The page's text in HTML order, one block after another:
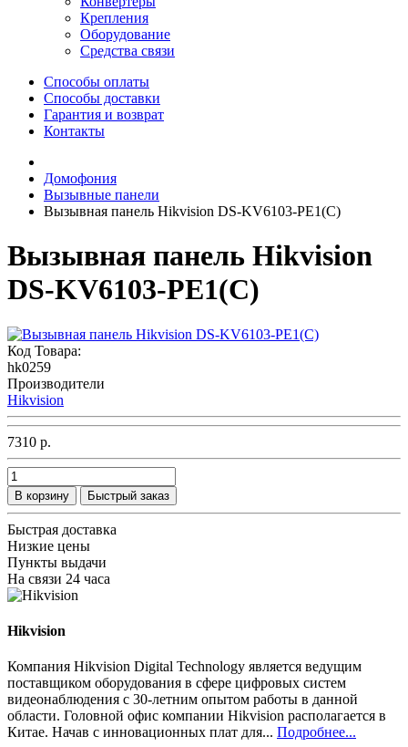
Крепления
Оборудование
Средства связи
Способы оплаты
Способы доставки
Гарантия и возврат
Контакты
Домофония
Вызывные панели
Вызывная панель Hikvision DS-KV6103-PE1(C)
Вызывная панель Hikvision
DS-KV6103-PE1(C)
Код Товара:
hk0259
Производители
Hikvision
7310 р.
В корзину Быстрый заказ
Быстрая доставка
Низкие цены
Пункты выдачи
На связи 24 часа
Hikvision
Компания Hikvision Digital Technology является ведущим
поставщиком оборудования в сфере цифровых систем
видеонаблюдения с 30-летним опытом работы в данной
области. Головной офис компании Hikvision располагается в
Китае. Начав с инновационных плат для... Подробнее...